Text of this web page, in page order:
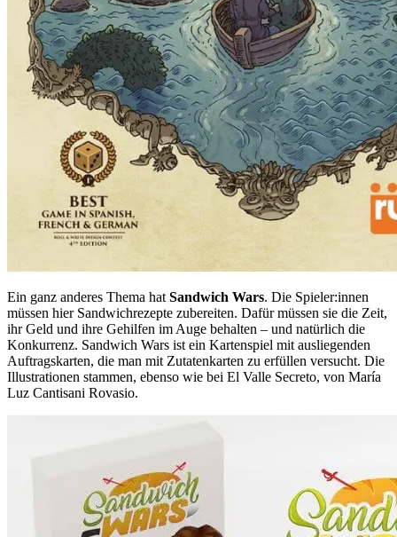
Ein ganz anderes Thema hatSandwich Wars. Die Spieler:innen
müssen hier Sandwichrezepte zubereiten. Dafür müssen sie die Zeit,
ihr Geld und ihre Gehilfen im Auge behalten – und natürlich die
Konkurrenz. Sandwich Wars ist ein Kartenspiel mit ausliegenden
Auftragskarten, die man mit Zutatenkarten zu erfüllen versucht. Die
Illustrationen stammen, ebenso wie bei El Valle Secreto, von María
Luz Cantisani Rovasio.